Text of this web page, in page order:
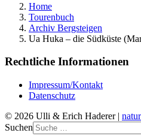
Home
Tourenbuch
Archiv Bergsteigen
Ua Huka – die Südküste
Rechtliche Informationen
Impressum/Kontakt
Datenschutz
© 2026 Ulli & Erich Haderer |
Suchen